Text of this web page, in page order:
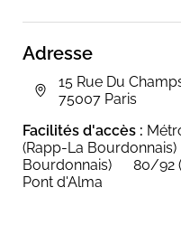
Adresse
15 Rue Du
75007 Paris
Facilités d'accès :
(Rapp-La
Bourdonnais) 80/92
Pont d'Alma
attentive : l'état de
déséquilibrée envoie
J'associe la
techniques manuelles
votre peau vers son
agressivité, sans
résultats durables.
Les soins proposés